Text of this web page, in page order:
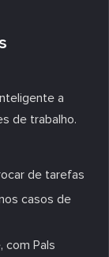
a
de trabalho.
de tarefas
casos de
com Pals